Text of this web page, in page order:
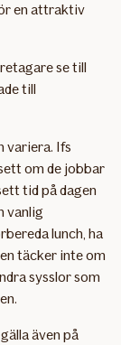
en attraktiv
se till
till
variera. Ifs
om de jobbar
tid på dagen
vanlig
lunch, ha
täcker inte om
sysslor som
även på